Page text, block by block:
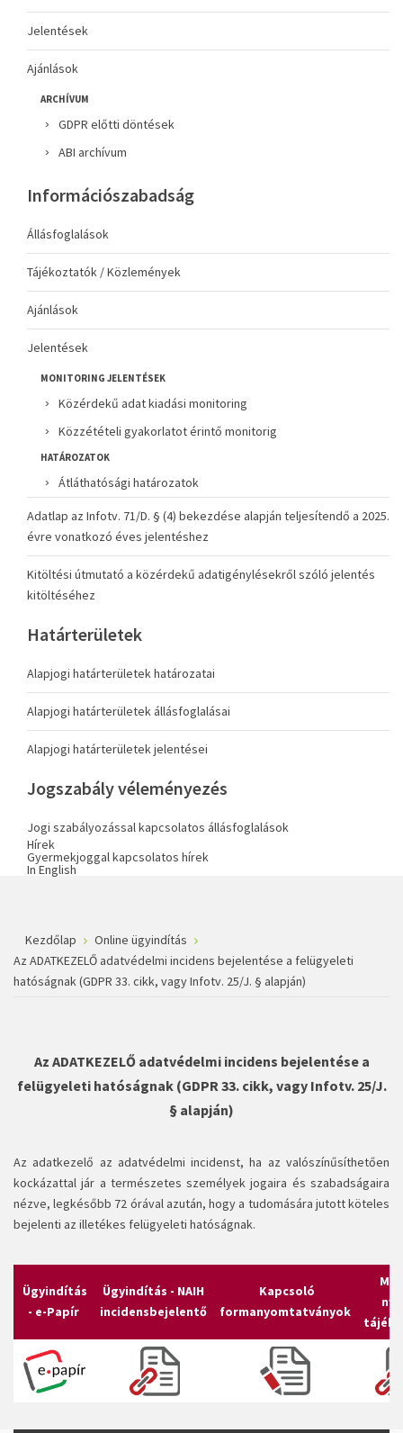
Jelentések
Ajánlások
ARCHÍVUM
GDPR előtti döntések
ABI archívum
Információszabadság
Állásfoglalások
Tájékoztatók / Közlemények
Ajánlások
Jelentések
MONITORING JELENTÉSEK
Közérdekű adat kiadási monitoring
Közzétételi gyakorlatot érintő monitorig
HATÁROZATOK
Átláthatósági határozatok
Adatlap az Infotv. 71/D. § (4) bekezdése alapján teljesítendő a 2025.
évre vonatkozó éves jelentéshez
Kitöltési útmutató a közérdekű adatigénylésekről szóló jelentés
kitöltéséhez
Határterületek
Alapjogi határterületek határozatai
Alapjogi határterületek állásfoglalásai
Alapjogi határterületek jelentései
Jogszabály véleményezés
Jogi szabályozással kapcsolatos állásfoglalások
Hírek
Gyermekjoggal kapcsolatos hírek
In English
Kezdőlap
Online ügyindítás
Az ADATKEZELŐ adatvédelmi incidens bejelentése a felügyeleti
hatóságnak (GDPR 33. cikk, vagy Infotv. 25/J. § alapján)
Az ADATKEZELŐ adatvédelmi incidens bejelentése a
felügyeleti hatóságnak (GDPR 33. cikk, vagy Infotv. 25/J.
§ alapján)
Az adatkezelő az adatvédelmi incidenst, ha az valószínűsíthetően
kockázattal jár a természetes személyek jogaira és szabadságaira
nézve, legkésőbb 72 órával azután, hogy a tudomására jutott köteles
bejelenti az illetékes felügyeleti hatóságnak.
Ügyindítás
- e-Papír
Ügyindítás - NAIH
incidensbejelentő
Kapcsoló
formanyomtatványok